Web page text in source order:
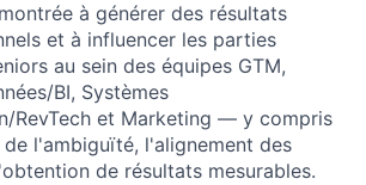
à générer des résultats
et à influencer les parties
au sein des équipes GTM,
BI, Systèmes
RevTech et Marketing — y compris
l'ambiguïté, l'alignement des
de résultats mesurables.